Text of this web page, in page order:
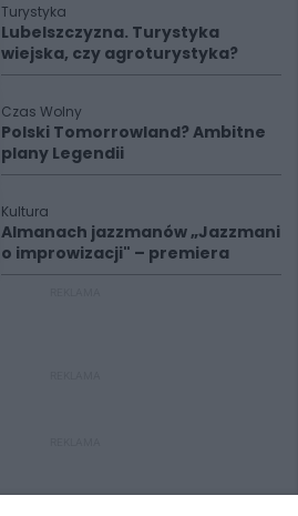
Turystyka
Lubelszczyzna. Turystyka
wiejska, czy agroturystyka?
Czas Wolny
Polski Tomorrowland? Ambitne
plany Legendii
Kultura
Almanach jazzmanów „Jazzmani
o improwizacji" – premiera